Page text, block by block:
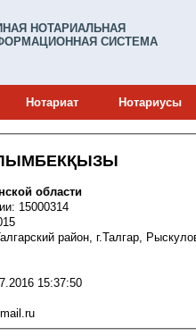
НОТАРИАЛЬНАЯ
СИСТЕМА
Нотариат Нотариусы
области
Номер государственной лицензии: 15000314
регистрации: 05.07.2016 15:37:50